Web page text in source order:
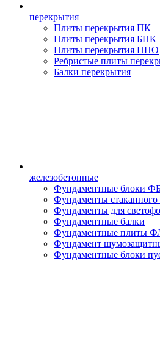
перекрытия
Плиты перекрытия ПК
Плиты перекрытия БПК
Плиты перекрытия ПНО
Ребристые плиты
Балки перекрытия
железобетонные
Фундаментные блоки
Фундаменты
Фундаменты для
Фундаментные балки
Фундаментные плиты
Фундамент
Фундаментные блоки